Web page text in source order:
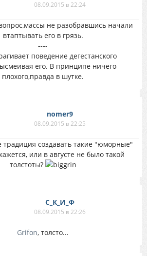
08.09.2015 в 22:24
не разобравшись начали
втаптывать его в грязь.
----
поведение дегестанского
его. В принципе ничего
плохого,правда в шутке.
nomer9
08.09.2015 в 22:25
традиция создавать такие "юморные"
или в августе не было такой
толстоты?
С_К_И_Ф
08.09.2015 в 22:26
Grifon, толсто...